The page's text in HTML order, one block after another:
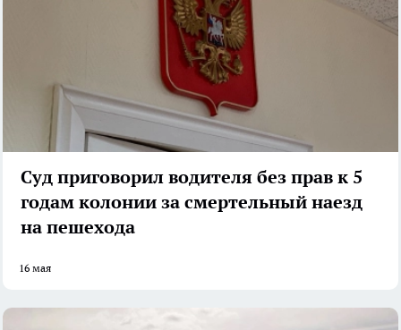
Суд приговорил водителя без прав к 5
годам колонии за смертельный наезд
на пешехода
16 мая